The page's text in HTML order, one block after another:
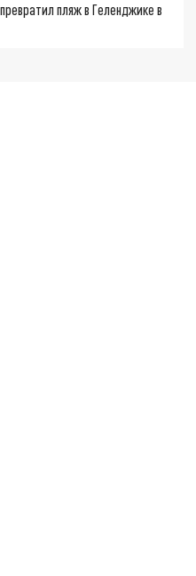
пляж в Геленджике в